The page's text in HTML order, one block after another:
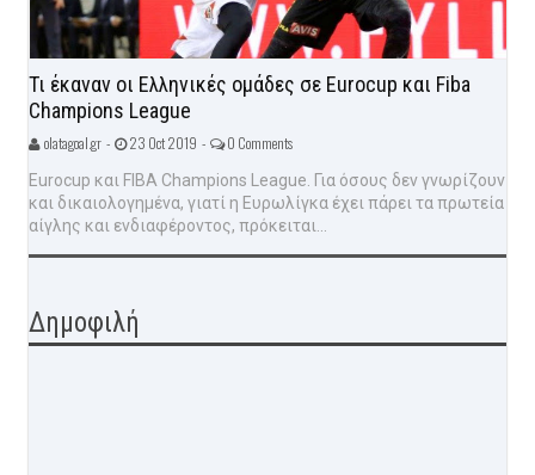
Τι έκαναν οι Ελληνικές ομάδες σε Eurocup και Fiba
Champions League
olatagoal.gr - 23 Oct 2019 - 0 Comments
Eurocup και FIBA Champions League. Για όσους δεν γνωρίζουν
και δικαιολογημένα, γιατί η Ευρωλίγκα έχει πάρει τα πρωτεία
αίγλης και ενδιαφέροντος, πρόκειται...
Δημοφιλή